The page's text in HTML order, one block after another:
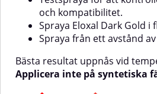
och kompatibilitet.
Spraya Eloxal Dark Gold i
Spraya från ett avstånd
Bästa resultat uppnås vid
Applicera inte på syntetiska